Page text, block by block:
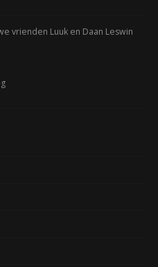
vrienden Luuk en Daan Leswin